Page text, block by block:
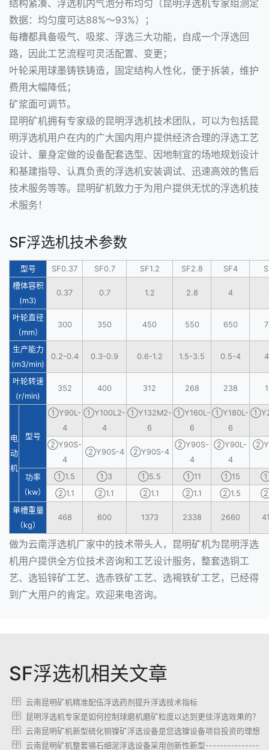
结构紧凑、浮选机内气泡分布均匀（昆明浮选机专家组测定
数据：均匀度可达88%～93%）；
每槽都具备吸气、吸浆、浮选三大功能，自成一个浮选回
路，因此工艺流程可灵活配置、变更；
叶轮采用球墨铸铁铸造，固定结构人性化，便于拆装，维护
费用大幅降低；
矿浆面可调节。
昆明矿机拥有专家级的昆明浮选机技术团队，可以为包括昆
明浮选机用户在内的广大国内用户提供经济合理的浮选工艺
设计、量身定做的设备配套选型、因地制宜的场地规划设计
和基建指导、认真负责的浮选机安装调试、迅速高效的售后
技术服务等等。昆明矿机致力于为用户提供无忧的浮选机技
术服务！
SF浮选机技术参数
型号 SF0.37 SF0.7 SF1.2 SF2.8 SF4
槽体容积
(m3)
0.37 0.7 1.2 2.8 4
叶轮直径
（mm）
300 350 450 550 650
生产能力
(m3/min)
0.2-0.4 0.3-0.9 0.6-1.2 1.5-3.5 0.5-4
叶轮转速
(r/min)
352 400 312 268 238
电
动
机
型号
①Y90L-
4
①Y100L2-
4
①Y132M2-
6
①Y160L-
6
①Y180L-
6
②Y90S-
4
②Y90S-4 ②Y90S-4
②Y90S-
4
②Y90L-
4
功率
（kw）
①1.5 ①3 ①5.5 ①11 ①15
②1.1
②1.1 ②1.1 ②1.1 ②1.5
单槽重量
（kg）
468 600 1373 2338 2660
做为云南浮选机厂家中的技术带头人，昆明矿机为昆明浮选
机用户提供全方位技术咨询和工艺设计服务，整套选铜工
艺、选铅锌矿工艺、选赤铁矿工艺、选褐铁矿工艺，已经得
到广大用户的肯定。欢迎来电咨询。
SF浮选机相关文章
云南昆明矿机精准配伍浮选药剂提升浮选技术指标
昆明浮选机专家是如何控制球磨机磨矿粒度以达到更佳浮选效果的？
云南昆明矿机新型硫化铜镍矿浮选设备是您选镍设备项目投资的理想
云南昆明矿机整套锡石细泥浮选设备采用创新性新型